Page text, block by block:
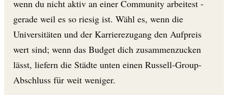
wenn du nicht aktiv an einer Community arbeitest -
gerade weil es so riesig ist. Wähl es, wenn die
Universitäten und der Karrierezugang den Aufpreis
wert sind; wenn das Budget dich zusammenzucken
lässt, liefern die Städte unten einen Russell-Group-
Abschluss für weit weniger.